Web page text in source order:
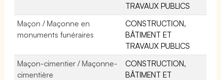
TRAVAUX PUBLICS
Maçon / Maçonne en
monuments funéraires
CONSTRUCTION,
BÂTIMENT ET
TRAVAUX PUBLICS
Maçon-cimentier / Maçonne-
cimentière
CONSTRUCTION,
BÂTIMENT ET